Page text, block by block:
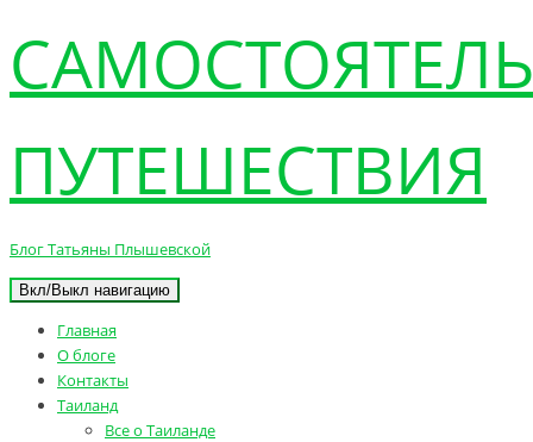
ПУТЕШЕСТВИЯ
Блог Татьяны Плышевской
Вкл/Выкл навигацию
Главная
О блоге
Контакты
Таиланд
Все о Таиланде